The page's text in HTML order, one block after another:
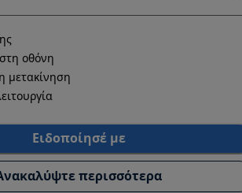
οθόνη
μετακίνηση
Ειδοποίησέ με
περισσότερα